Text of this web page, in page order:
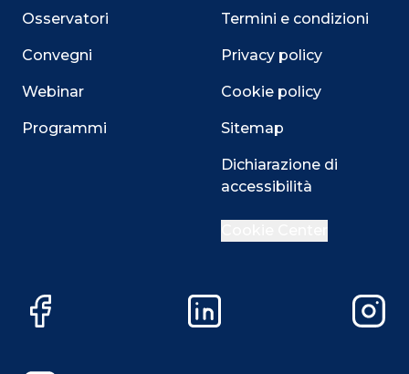
Osservatori
Convegni
Webinar
Programmi
Termini e condizioni
Privacy policy
Cookie policy
Sitemap
Dichiarazione di
accessibilità
Facebook LinkedIn